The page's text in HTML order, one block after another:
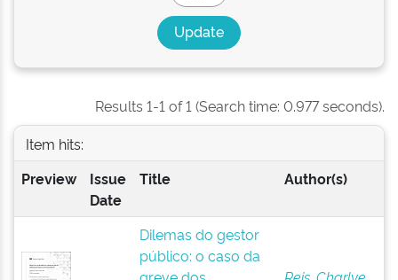
Results 1-1 of 1 (Search time: 0.977 seconds).
Item hits:
Preview
Issue
Date
Title Author(s)
Dilemas do gestor
público: o caso da